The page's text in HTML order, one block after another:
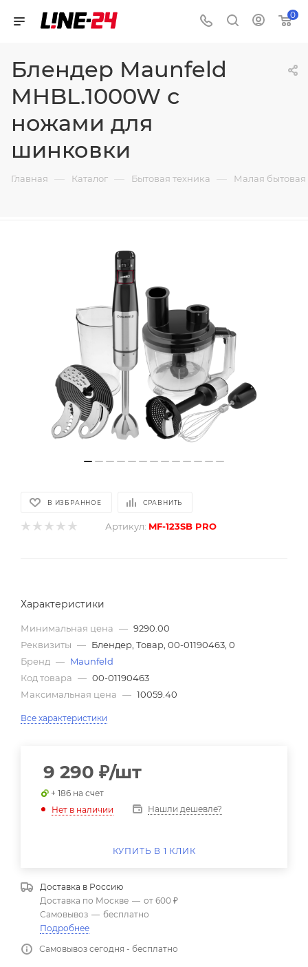
0
Блендер Maunfeld
MHBL.1000W с
ножами для
шинковки
Главная — Каталог — Бытовая техника — Малая бытовая
В ИЗБРАННОЕ СРАВНИТЬ
Артикул: MF-123SB PRO
Характеристики
Минимальная цена — 9290.00
Реквизиты — Блендер, Товар, 00-01190463, 0
Бренд — Maunfeld
Код товара — 00-01190463
Максимальная цена — 10059.40
Все характеристики
9 290 ₽/шт
+ 186 на счет
Нет в наличии
Нашли дешевле?
КУПИТЬ В 1 КЛИК
Доставка в Россию
Доставка по Москве — от 600 ₽
Самовывоз — бесплатно
Подробнее
Самовывоз сегодня - бесплатно